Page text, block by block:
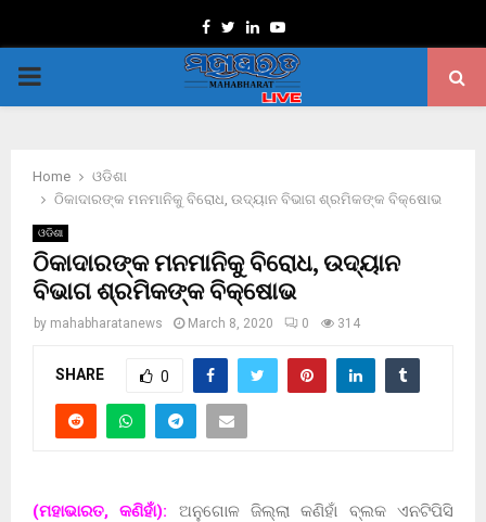
Facebook
TwitterLinkedinYoutube
PRIMARY
Home
ଓଡିଶା
ଠିକାଦାରଙ୍କ ମନମାନିକୁ ବିରୋଧ, ଉଦ୍ୟାନ ବିଭାଗ ଶ୍ରମିକଙ୍କ ବିକ୍ଷୋଭ
ଓଡିଶା
ଠିକାଦାରଙ୍କ ମନମାନିକୁ ବିରୋଧ, ଉଦ୍ୟାନ
ବିଭାଗ ଶ୍ରମିକଙ୍କ ବିକ୍ଷୋଭ
by mahabharatanews March 8, 2020 0 314
SHARE 0
(ମହାଭାରତ, କଣିହାଁ): ଅନୁଗୋଳ ଜିଲ୍ଲା କଣିହାଁ ବ୍ଲକ ଏନଟିପିସି